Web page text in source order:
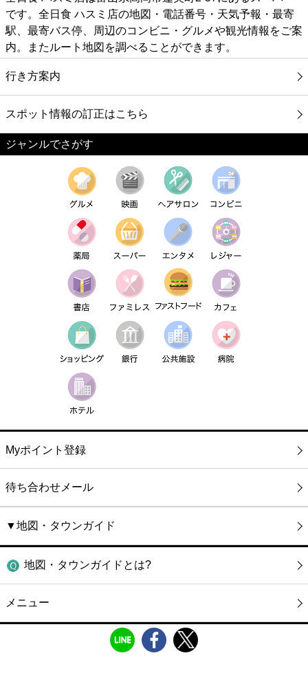
です。全日食 ハスミ店の地図・電話番号・天気予報・最寄
駅、最寄バス停、周辺のコンビニ・グルメや観光情報をご案
内。またルート地図を調べることができます。
行き方案内
スポット情報の訂正はこちら
ジャンルでさがす
Myポイント登録
待ち合わせメール
▼地図・タウンガイド
地図・タウンガイドとは?
メニュー